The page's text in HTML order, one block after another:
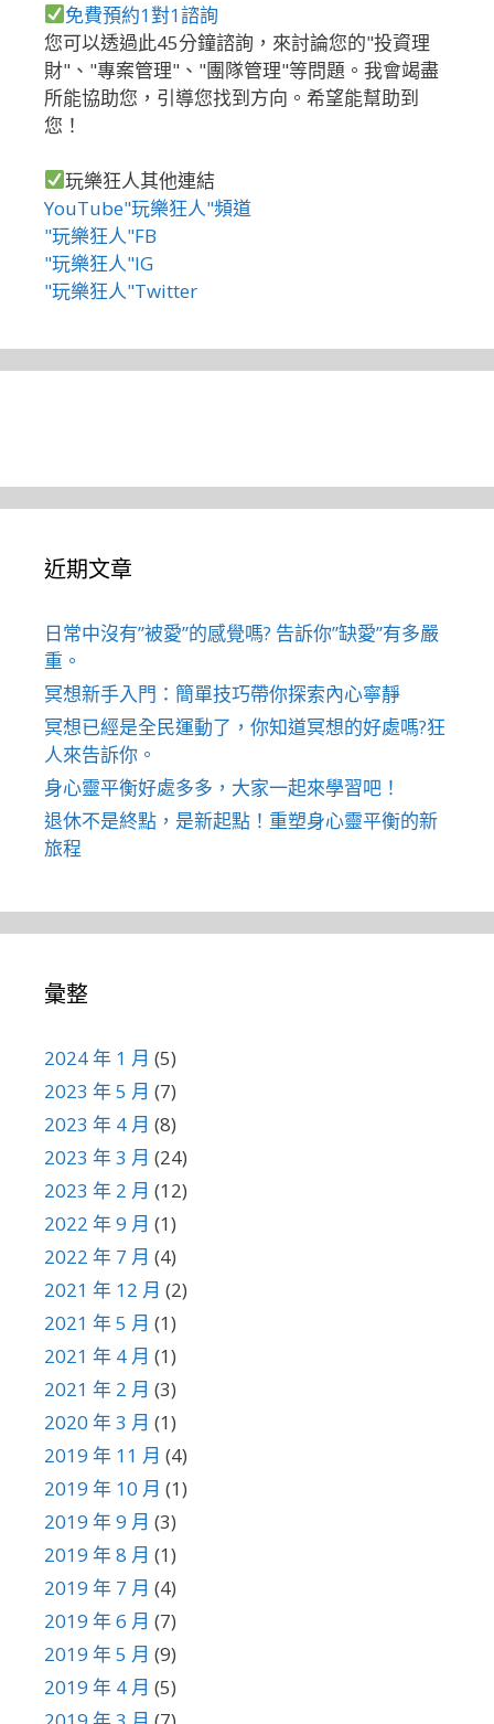
免費預約1對1諮詢
您可以透過此45分鐘諮詢，來討論您的"投資理
財"、"專案管理"、"團隊管理"等問題。我會竭盡
所能協助您，引導您找到方向。希望能幫助到
您！
玩樂狂人其他連結
YouTube"玩樂狂人"頻道
"玩樂狂人"FB
"玩樂狂人"IG
"玩樂狂人"Twitter
近期文章
日常中沒有”被愛”的感覺嗎? 告訴你”缺愛”有多嚴
重。
冥想新手入門：簡單技巧帶你探索內心寧靜
冥想已經是全民運動了，你知道冥想的好處嗎?狂
人來告訴你。
身心靈平衡好處多多，大家一起來學習吧！
退休不是終點，是新起點！重塑身心靈平衡的新
旅程
彙整
2024 年 1 月 (5)
2023 年 5 月 (7)
2023 年 4 月 (8)
2023 年 3 月 (24)
2023 年 2 月 (12)
2022 年 9 月 (1)
2022 年 7 月 (4)
2021 年 12 月 (2)
2021 年 5 月 (1)
2021 年 4 月 (1)
2021 年 2 月 (3)
2020 年 3 月 (1)
2019 年 11 月 (4)
2019 年 10 月 (1)
2019 年 9 月 (3)
2019 年 8 月 (1)
2019 年 7 月 (4)
2019 年 6 月 (7)
2019 年 5 月 (9)
2019 年 4 月 (5)